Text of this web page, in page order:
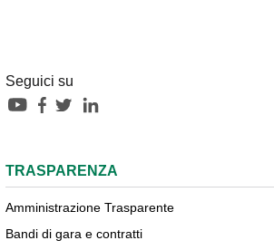
Seguici su
TRASPARENZA
Amministrazione Trasparente
Bandi di gara e contratti